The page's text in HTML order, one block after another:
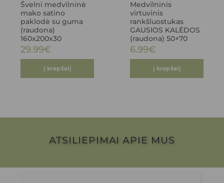
Švelni medvilninė
mako satino
paklodė su guma
(raudona)
160x200x30
29.99€
Į krepšelį
Medvilninis
virtuvinis
rankšluostukas
GAUSIOS KALĖDOS
(raudona) 50×70
6.99€
Į krepšelį
ATSILIEPIMAI APIE MUS